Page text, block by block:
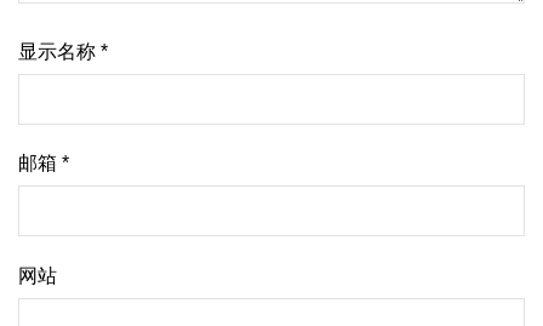
显示名称 *
邮箱 *
网站